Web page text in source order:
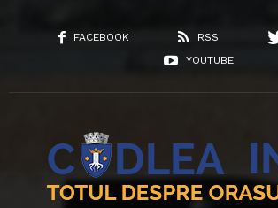
FACEBOOK RSS
YOUTUBE